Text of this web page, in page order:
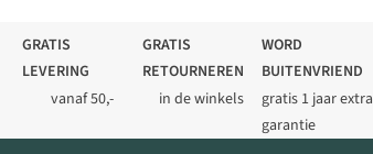
GRATIS
LEVERING
vanaf 50,-
GRATIS
RETOURNEREN
in de winkels
WORD
BUITENVRIEND
gratis 1 jaar extra
garantie